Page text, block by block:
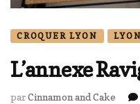
CROQUER LYON
L’annexe
parCinnamon and Cake